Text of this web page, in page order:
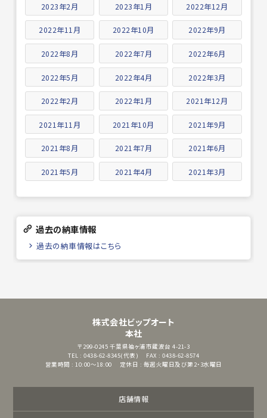
2023年2月 2023年1月 2022年12月
2022年11月 2022年10月 2022年9月
2022年8月 2022年7月 2022年6月
2022年5月 2022年4月 2022年3月
2022年2月 2022年1月 2021年12月
2021年11月 2021年10月 2021年9月
2021年8月 2021年7月 2021年6月
2021年5月 2021年4月 2021年3月
過去の納車情報
過去の納車情報はこちら
株式会社ビップオート
本社
〒299-0245 千葉県袖ヶ浦市蔵波台 4-21-3
TEL : 0438-62-8345(代表)
FAX : 0438-62-8574
営業時間 : 10:00～18:00
定休日 : 毎週火曜日及び第2・3水曜日
店舗情報